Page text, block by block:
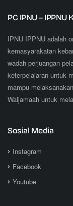
PC IPNU –
IPNU IPPNU adalah
kemasyarakatan
wadah perjuangan
keterpelajaran untuk
mampu
Waljamaah untuk
Sosial Media
Instagram
Facebook
Youtube